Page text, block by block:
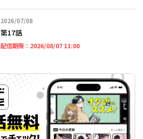
2026/07/08
2026年07月08日
第17話
配信期限： 2026/08/07 11:002026年08月07日 11時